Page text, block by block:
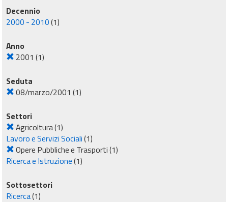
Decennio
2000 - 2010(1)
Anno
2001 (1)
Seduta
08/marzo/2001 (1)
Settori
Agricoltura(1)
Lavoro e Servizi Sociali(1)
Opere Pubbliche e Trasporti(1)
Ricerca e Istruzione(1)
Sottosettori
Ricerca(1)